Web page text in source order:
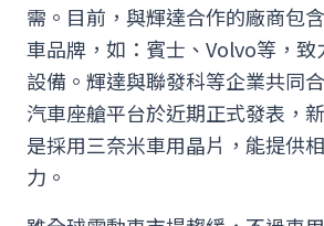
需。目前，與輝達合作的廠商包
車品牌，如：賓士、Volvo等，致
設備。輝達與聯發科等企業共同
汽車座艙平台於近期正式發表，
是採用三奈米車用晶片，能提供
力。